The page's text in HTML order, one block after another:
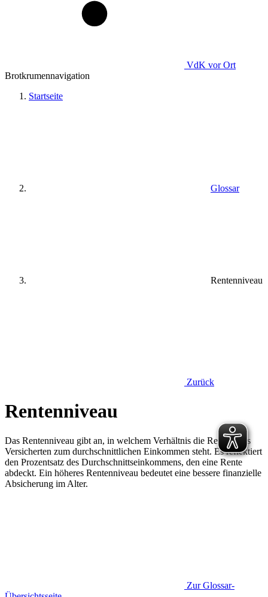
VdK vor Ort
Brotkrumennavigation
Startseite
Glossar
Rentenniveau
Zurück
Rentenniveau
Das Rentenniveau gibt an, in welchem Verhältnis die Rente eines
Versicherten zum durchschnittlichen Einkommen steht. Es reflektiert
den Prozentsatz des Durchschnittseinkommens, den eine Rente
abdeckt. Ein höheres Rentenniveau bedeutet eine bessere finanzielle
Absicherung im Alter.
Zur Glossar-